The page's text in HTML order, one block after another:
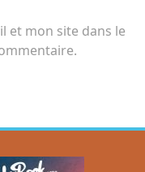
et mon site dans le